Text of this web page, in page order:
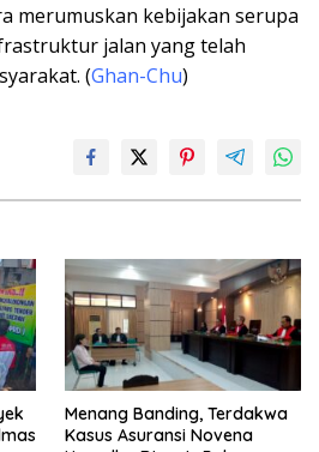
merumuskan kebijakan serupa
jalan yang telah
(Ghan-Chu)
Menang Banding, Terdakwa
Kasus Asuransi Novena